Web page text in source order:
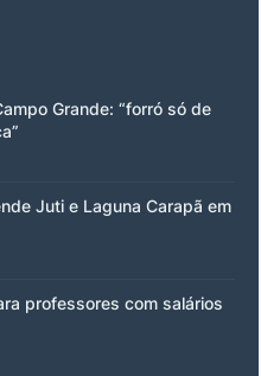
Grande: “forró só de
Juti e Laguna Carapã em
professores com salários